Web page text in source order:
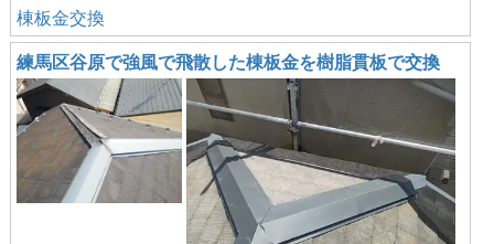
棟板金交換
練馬区谷原で強風で飛散した棟板金を樹脂貫板で交換